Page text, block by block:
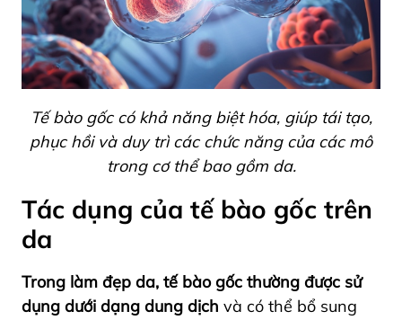
Tế bào gốc có khả năng biệt hóa, giúp tái tạo,
phục hồi và duy trì các chức năng của các mô
trong cơ thể bao gồm da.
Tác dụng của tế bào gốc trên
da
Trong làm đẹp da, tế bào gốc thường được sử
dụng dưới dạng dung dịch và có thể bổ sung